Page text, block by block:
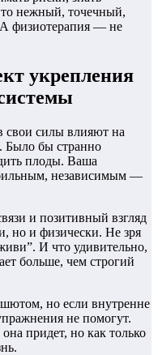
нежный, точечный,
физиотерапия — не
укрепления
свои силы влияют на
Было бы странно
плоды. Ваша
независимым —
и позитивный взгляд
но и физически. Не зря
И что удивительно,
больше, чем строгий
но если внутренне
не помогут.
придет, но как только